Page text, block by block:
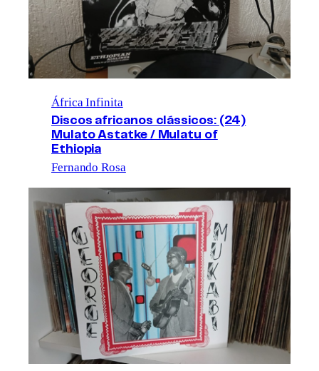
África Infinita
Discos africanos clássicos: (24)
Mulato Astatke / Mulatu of
Ethiopia
Fernando Rosa